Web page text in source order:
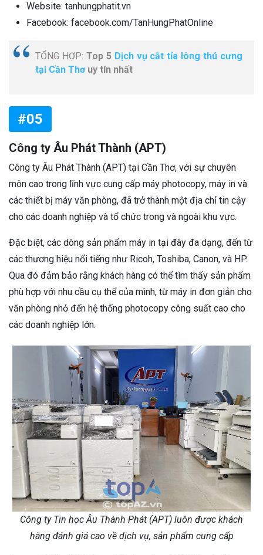
Website: tanhungphatit.vn
Facebook: facebook.com/TanHungPhatOnline
TỔNG HỢP: Top 5 Dịch vụ cắt tỉa lông thú cưng
tại Cần Thơuy tín nhất
#05
Công ty Âu Phát Thành (APT)
Công ty Âu Phát Thành (APT) tại Cần Thơ, với sự chuyên
môn cao trong lĩnh vực cung cấp máy photocopy, máy in và
các thiết bị máy văn phòng, đã trở thành một địa chỉ tin cậy
cho các doanh nghiệp và tổ chức trong và ngoài khu vực.
Đặc biệt, các dòng sản phẩm máy in tại đây đa dạng, đến từ
các thương hiệu nổi tiếng như Ricoh, Toshiba, Canon, và HP.
Qua đó đảm bảo rằng khách hàng có thể tìm thấy sản phẩm
phù hợp với nhu cầu cụ thể của mình, từ máy in đơn giản cho
văn phòng nhỏ đến hệ thống photocopy công suất cao cho
các doanh nghiệp lớn.
Công ty Tin học Âu Thành Phát (APT) luôn được khách
hàng đánh giá cao về dịch vụ, sản phẩm cung cấp